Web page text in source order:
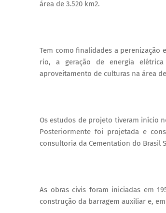
área de 3.520 km2.
Tem como finalidades a perenização
rio, a geração de energia elétrica
aproveitamento de culturas na área
Os estudos de projeto tiveram início
Posteriormente foi projetada e
consultoria da Cementation do Brasil
As obras civis foram iniciadas em
construção da barragem auxiliar e,